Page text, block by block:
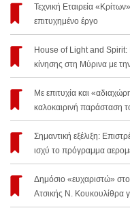
Τεχνική Εταιρεία
επιτυχημένο έργο
House of Light and Spirit:
κίνησης στη Μύρινα με
Με επιτυχία και
καλοκαιρινή
Σημαντική εξέλιξη:
ισχύ το πρόγραμμα
Δημόσιο «ευχαριστώ»
Ατσικής Ν. Κουκουλίθρα